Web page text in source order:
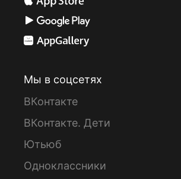
Мы в соцсетях
ВКонтакте
ВКонтакте. Дети
Ютьюб
Одноклассники